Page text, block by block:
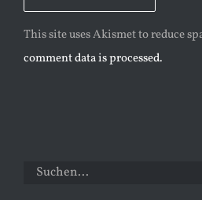
This site uses Akismet to reduce
comment data is processed.
Suche